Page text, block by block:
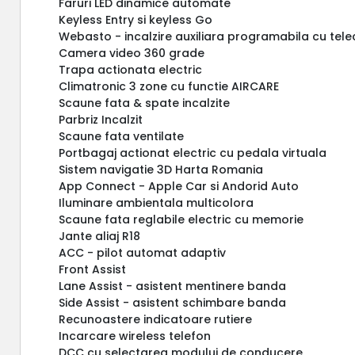
Keyless Entry si keyless Go
Webasto - incalzire auxiliara programabila cu
Camera video 360 grade
Trapa actionata electric
Climatronic 3 zone cu functie AIRCARE
Scaune fata & spate incalzite
Parbriz Incalzit
Scaune fata ventilate
Portbagaj actionat electric cu pedala virtuala
Sistem navigatie 3D Harta Romania
App Connect - Apple Car si Andorid Auto
Iluminare ambientala multicolora
Scaune fata reglabile electric cu memorie
Jante aliaj R18
ACC - pilot automat adaptiv
Front Assist
Lane Assist - asistent mentinere banda
Side Assist - asistent schimbare banda
Recunoastere indicatoare rutiere
Incarcare wireless telefon